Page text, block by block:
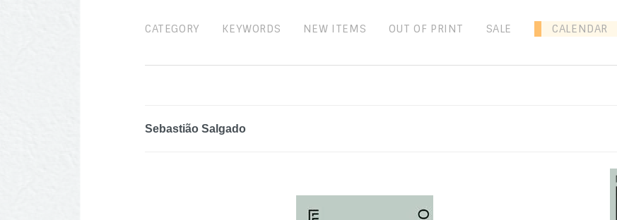
CATEGORY KEYWORDS NEW ITEMS OUT OF PRINT SALE CALENDAR
Sebastião Salgado